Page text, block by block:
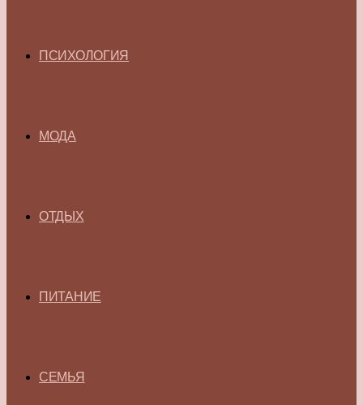
ПСИХОЛОГИЯ
МОДА
ОТДЫХ
ПИТАНИЕ
СЕМЬЯ